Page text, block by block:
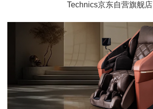
Technics京东自营旗舰店